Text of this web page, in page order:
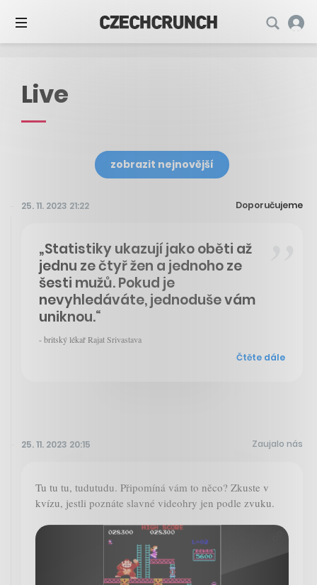
Live
zobrazit nejnovější
25. 11. 2023 21:22 Doporučujeme
„Statistiky ukazují jako oběti až
jednu ze čtyř žen a jednoho ze
šesti mužů. Pokud je
nevyhledáváte, jednoduše vám
uniknou.“
- britský lékař Rajat Srivastava
Čtěte dále
25. 11. 2023 20:15 Zaujalo nás
Tu tu tu, tudutudu. Připomíná vám to něco? Zkuste v
kvízu, jestli poznáte slavné videohry jen podle zvuku.